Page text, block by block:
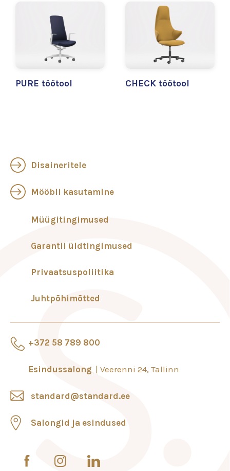
PURE töötool CHECK töötool
+372 58 789 800
Esindussalong Veerenni 24, Tallinn
standard@standard.ee
Salongid ja esindused
Disaineritele
Mööbli kasutamine
Müügitingimused
Garantii üldtingimused
Privaatsuspoliitika
Juhtpõhimõtted